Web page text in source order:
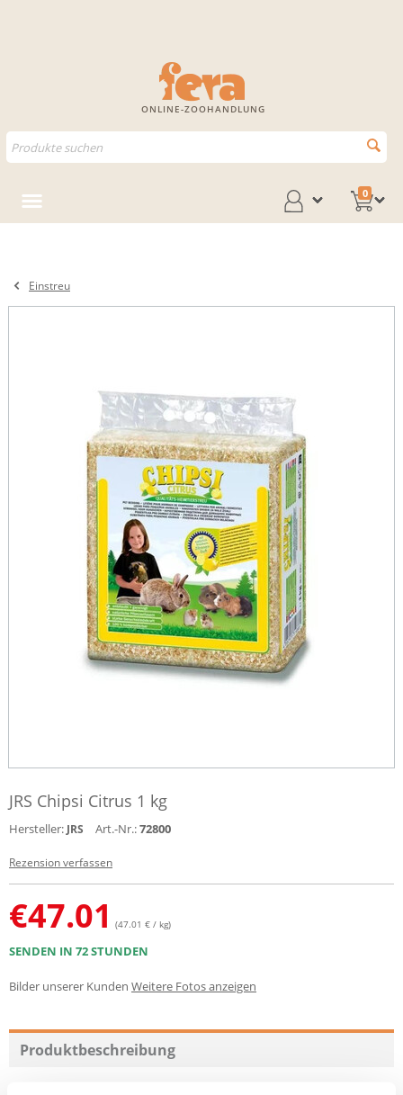
ONLINE-ZOOHANDLUNG
0
Einstreu
JRS Chipsi Citrus 1 kg
Hersteller: JRS Art.-Nr.:72800
Rezension verfassen
€47.01 (47.01 € / kg)
SENDEN IN 72 STUNDEN
Bilder unserer Kunden Weitere Fotos anzeigen
Produktbeschreibung